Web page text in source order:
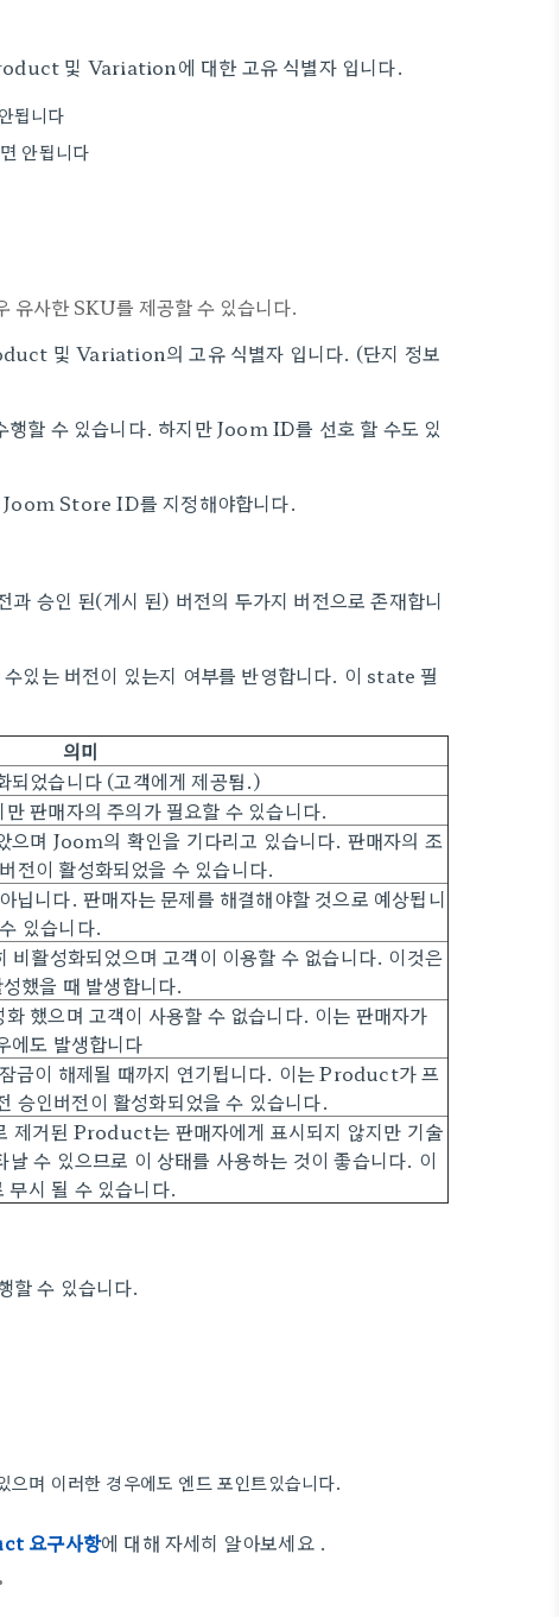
및 Variation에 대한 고유 식별자 입니다.
됩니다
안됩니다
사한 SKU를 제공할 수 있습니다.
및 Variation의 고유 식별자 입니다. (단지 정보
할 수 있습니다. 하지만 Joom ID를 선호 할 수도 있
Store ID를 지정해야합니다.
승인 된(게시 된) 버전의 두가지 버전으로 존재합니
있는 버전이 있는지 여부를 반영합니다. 이 state 필
의미
었습니다 (고객에게 제공됨.)
판매자의 주의가 필요할 수 있습니다.
며 Joom의 확인을 기다리고 있습니다. 판매자의 조
전이 활성화되었을 수 있습니다.
니다. 판매자는 문제를 해결해야할 것으로 예상됩니
있습니다.
활성화되었으며 고객이 이용할 수 없습니다. 이것은
했을 때 발생합니다.
했으며 고객이 사용할 수 없습니다. 이는 판매자가
도 발생합니다
금이 해제될 때까지 연기됩니다. 이는 Product가 프
승인버전이 활성화되었을 수 있습니다.
거된 Product는 판매자에게 표시되지 않지만 기술
수 있으므로 이 상태를 사용하는 것이 좋습니다. 이
무시 될 수 있습니다.
할 수 있습니다.
며 이러한 경우에도 엔드 포인트있습니다.
요구사항에 대해 자세히 알아보세요 .